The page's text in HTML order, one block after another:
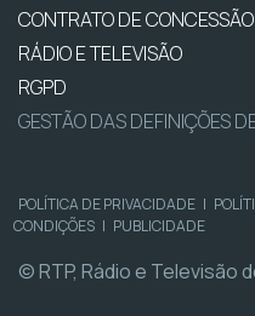
CONTRATO DE
RÁDIO E TELEVISÃO
RGPD
GESTÃO DAS DEFINIÇÕES
POLÍTICA DE PRIVACIDADE |
CONDIÇÕES | PUBLICIDADE
© RTP, Rádio e Televisão